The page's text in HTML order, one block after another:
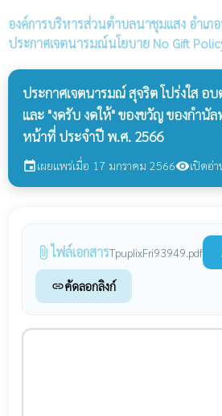
องค์การบริหารส่วนตำบลนาชุมแสง อำเภ
ประกาศเจตนารมณ์นโยบาย No Gift
ประกาศเจตนารมณ์ สุจริต โปร่งใส อ
และ "งดรับ งดให้" ของขวัญ ของกำนั
หน้าที่ ประจำปี พ.ศ. 2566
eventเผยแพร่เมื่อ 17 มกราคม 2566visibilityเปิดอ่
attach_file ไฟล์เอกสารTpupIixFri93949.pdf
linkคัดลอกลิงก์